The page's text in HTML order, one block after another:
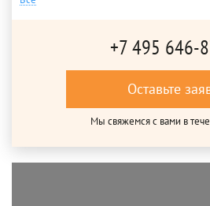
+7 495 646-
Оставьте
Мы свяжемся с вами в